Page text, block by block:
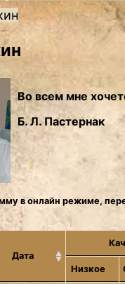
Во всем мне
Б. Л.
в онлайн режиме,
Дата
Низкое